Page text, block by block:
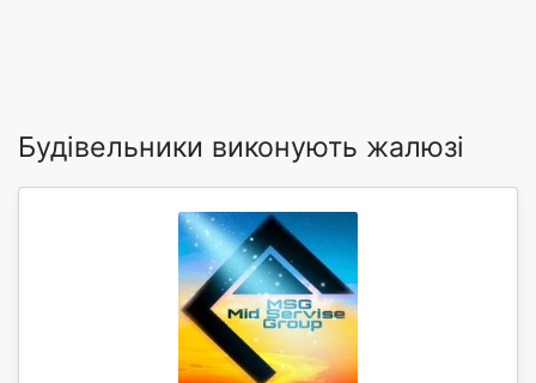
Будівельники виконують жалюзі